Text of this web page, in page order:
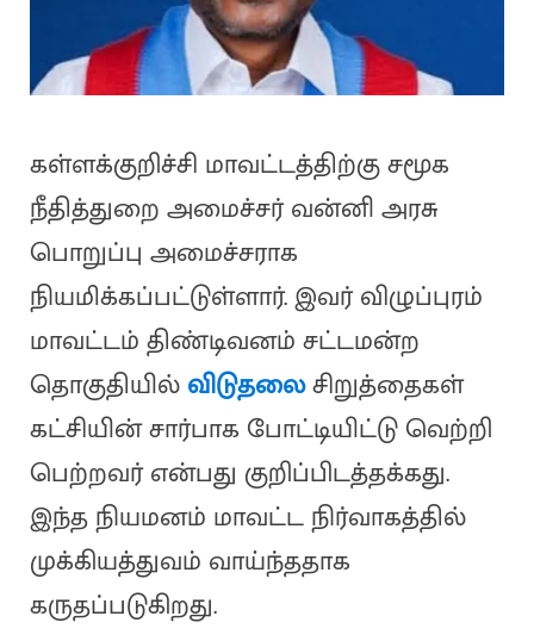
கள்ளக்குறிச்சி மாவட்டத்திற்கு சமூக
நீதித்துறை அமைச்சர் வன்னி அரசு
பொறுப்பு அமைச்சராக
நியமிக்கப்பட்டுள்ளார். இவர் விழுப்புரம்
மாவட்டம் திண்டிவனம் சட்டமன்ற
தொகுதியில்விடுதலைசிறுத்தைகள்
கட்சியின் சார்பாக போட்டியிட்டு வெற்றி
பெற்றவர் என்பது குறிப்பிடத்தக்கது.
இந்த நியமனம் மாவட்ட நிர்வாகத்தில்
முக்கியத்துவம் வாய்ந்ததாக
கருதப்படுகிறது.